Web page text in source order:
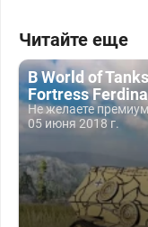
Читайте еще
В World of
Fortress
Не желаете
05 июня 2018 г.